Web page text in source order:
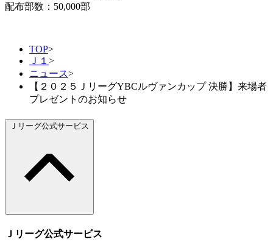
配布部数：50,000部
TOP>
Ｊ１ >
ニュース>
【２０２５ＪリーグYBCルヴァンカップ 決勝】来場者
プレゼントのお知らせ
Ｊリーグ公式サービス
Ｊリーグ公式サービス